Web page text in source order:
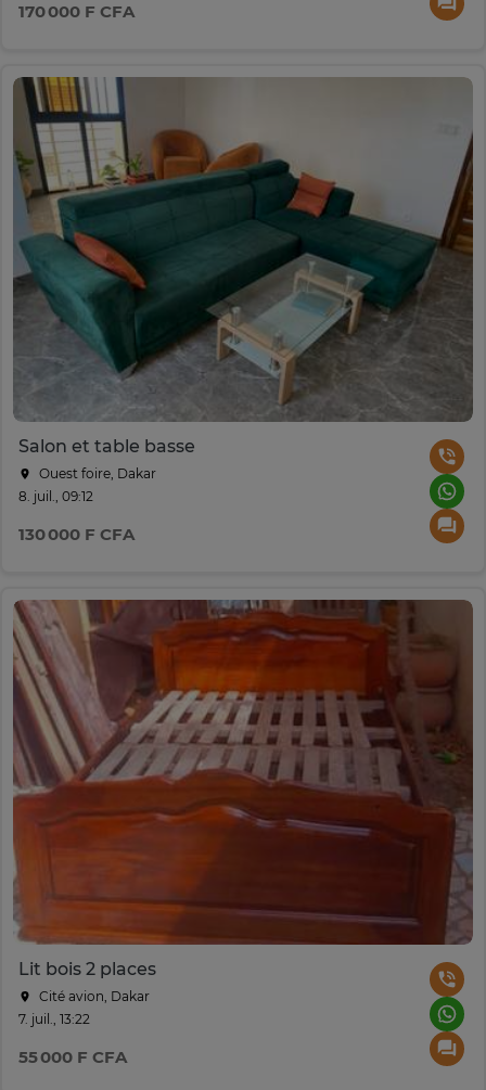
170 000 F CFA
Salon et table basse
Ouest foire, Dakar
8. juil., 09:12
130 000 F CFA
Lit bois 2 places
Cité avion, Dakar
7. juil., 13:22
55 000 F CFA